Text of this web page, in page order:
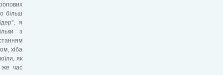
більш
я
з
хіба
як
же час